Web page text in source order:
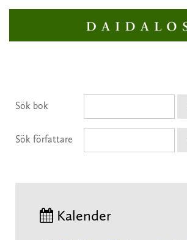
Sök bok
Sök författare
Kalender